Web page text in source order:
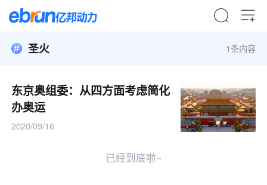
圣火 1条内容
东京奥组委：从四方面考虑简化
办奥运
2020/09/16
已经到底啦~